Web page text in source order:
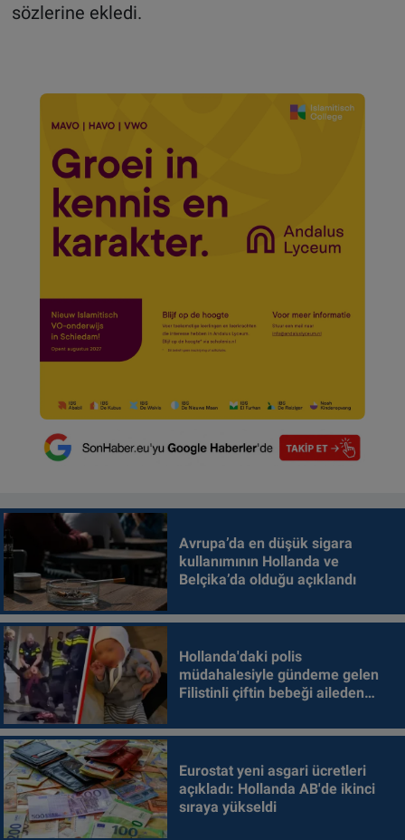
sözlerine ekledi.
Avrupa’da en düşük sigara
kullanımının Hollanda ve
Belçika’da olduğu açıklandı
Hollanda'daki polis
müdahalesiyle gündeme gelen
Filistinli çiftin bebeği aileden
Eurostat yeni asgari ücretleri
açıkladı: Hollanda AB'de ikinci
sıraya yükseldi